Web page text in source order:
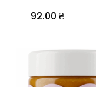
92.00 ₴